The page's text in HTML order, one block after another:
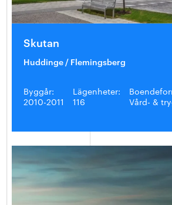
Skutan
Huddinge / Flemingsberg
Byggår:
2010-2011
Lägenheter:
116
Vård- &